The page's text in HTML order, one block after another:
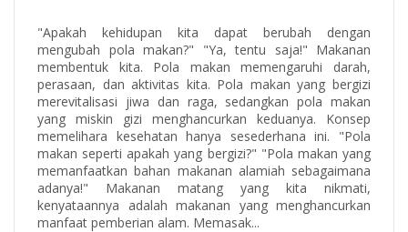
"Apakah kehidupan kita dapat berubah dengan
mengubah pola makan?" "Ya, tentu saja!" Makanan
membentuk kita. Pola makan memengaruhi darah,
perasaan, dan aktivitas kita. Pola makan yang bergizi
merevitalisasi jiwa dan raga, sedangkan pola makan
yang miskin gizi menghancurkan keduanya. Konsep
memelihara kesehatan hanya sesederhana ini. "Pola
makan seperti apakah yang bergizi?" "Pola makan yang
memanfaatkan bahan makanan alamiah sebagaimana
adanya!" Makanan matang yang kita nikmati,
kenyataannya adalah makanan yang menghancurkan
manfaat pemberian alam. Memasak...